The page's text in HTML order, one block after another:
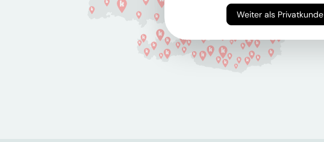
Weiter als Privatkunde